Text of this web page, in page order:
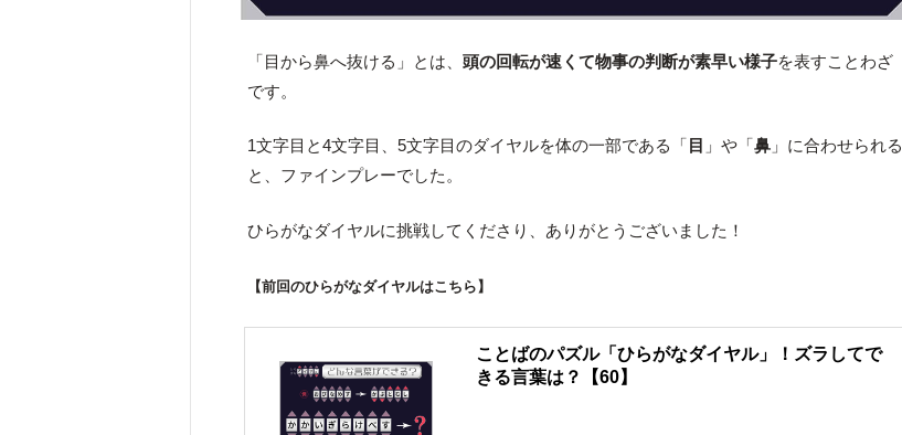
「目から鼻へ抜ける」とは、頭の回転が速くて物事の判断が素早い様子を表すことわざ
です。
1文字目と4文字目、5文字目のダイヤルを体の一部である「 目 」や「鼻 」に合わせられる
と、ファインプレーでした。
ひらがなダイヤルに挑戦してくださり、ありがとうございました！
【前回のひらがなダイヤルはこちら】
ことばのパズル「ひらがなダイヤル」！ズラしてで
きる言葉は？【60】